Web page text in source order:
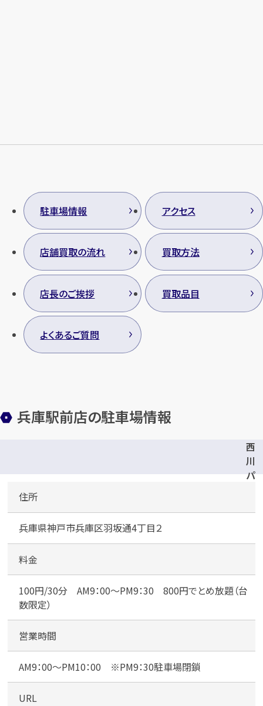
駐車場情報 アクセス
店舗買取の流れ 買取方法
店長のご挨拶 買取品目
よくあるご質問
兵庫駅前店の駐車場情報
西
川
パ
ン
住所
兵庫県神戸市兵庫区羽坂通4丁目２
料金
100円/30分 AM9：00～PM9：30 800円でとめ放題（台
数限定）
営業時間
AM9：00～PM10：00 ※PM9：30駐車場閉鎖
URL